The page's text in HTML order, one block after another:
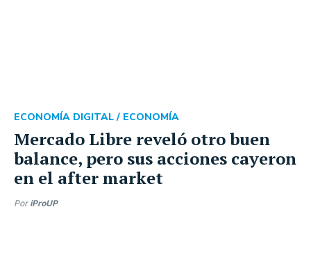
Mercado Libre reveló otro buen
balance, pero sus acciones cayeron
en el after market
ECONOMÍA DIGITAL / ECONOMÍA
Por iProUP